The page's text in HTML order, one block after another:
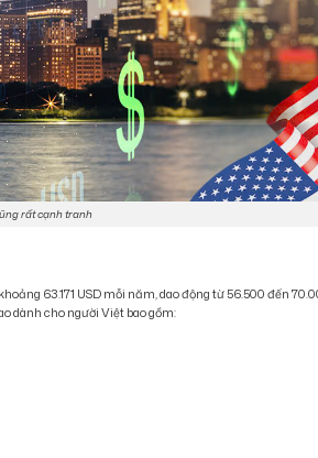
rất cạnh tranh
63.171 USD mỗi năm, dao động từ 56.500 đến
dành cho người Việt bao gồm: